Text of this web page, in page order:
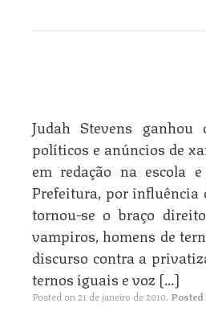
Judah Stevens
políticos e anúncios de
em redação na escola
Prefeitura, por
tornou-se o braço
vampiros, homens de
discurso contra a
ternos iguais e voz […]
Posted on21 de janeiro de 2010. Posted